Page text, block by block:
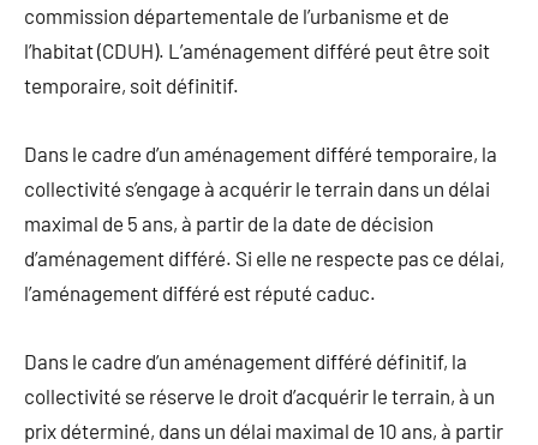
commission départementale de l’urbanisme et de
l’habitat (CDUH). L’aménagement différé peut être soit
temporaire, soit définitif.
Dans le cadre d’un aménagement différé temporaire, la
collectivité s’engage à acquérir le terrain dans un délai
maximal de 5 ans, à partir de la date de décision
d’aménagement différé. Si elle ne respecte pas ce délai,
l’aménagement différé est réputé caduc.
Dans le cadre d’un aménagement différé définitif, la
collectivité se réserve le droit d’acquérir le terrain, à un
prix déterminé, dans un délai maximal de 10 ans, à partir